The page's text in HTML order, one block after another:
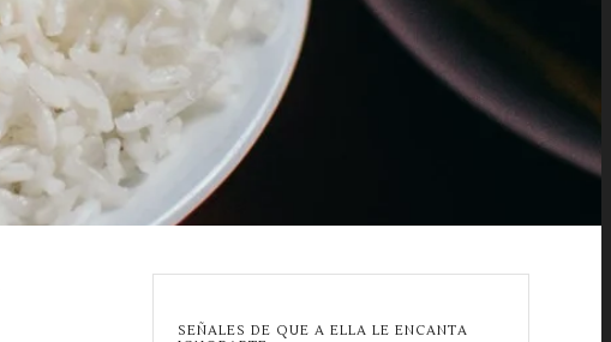
SEÑALES DE QUE A ELLA LE ENCANTA